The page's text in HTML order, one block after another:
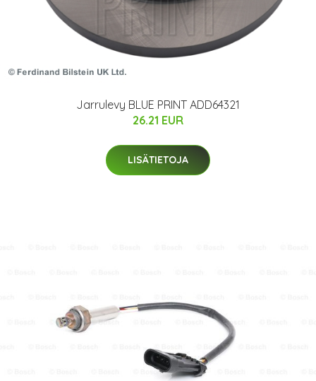
Jarrulevy BLUE PRINT ADD64321
26.21 EUR
LISÄTIETOJA